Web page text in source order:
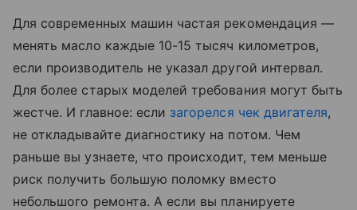
Для современных машин частая рекомендация —
менять масло каждые 10-15 тысяч километров,
если производитель не указал другой интервал.
Для более старых моделей требования могут быть
жестче. И главное: если загорелся чек двигателя,
не откладывайте диагностику на потом. Чем
раньше вы узнаете, что происходит, тем меньше
риск получить большую поломку вместо
небольшого ремонта. А если вы планируете